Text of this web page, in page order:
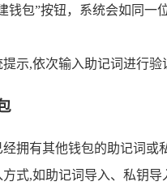
钱包”按钮，系统会如同
示,依次输入助记词进行验
拥有其他钱包的助记词或
式,如助记词导入、私钥导